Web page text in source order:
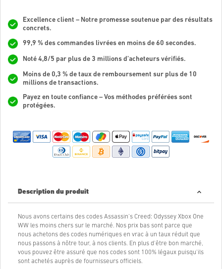
Excellence client – Notre promesse soutenue par des résultats
concrets.
99,9 % des commandes livrées en moins de 60 secondes.
Noté 4,8/5 par plus de 3 millions d’acheteurs vérifiés.
Moins de 0,3 % de taux de remboursement sur plus de 10
millions de transactions.
Payez en toute confiance – Vos méthodes préférées sont
protégées.
Description du produit
Nous avons certains des codes Assassin's Creed: Odyssey Xbox One
WW les moins chers sur le marché. Nos prix bas sont parce que
nous achetons des codes numériques en vrac à un taux réduit que
nous passons à nôtre tour, à nos clients. En plus d'être bon marché,
vous pouvez être assuré que nos codes sont 100% légaux puisqu'ils
sont achetés auprès de fournisseurs officiels.